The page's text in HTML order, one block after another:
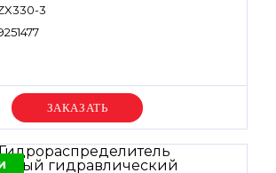
3
Уточняйте цену